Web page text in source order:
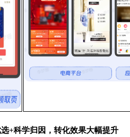
+科学归因，转化效果大幅提升